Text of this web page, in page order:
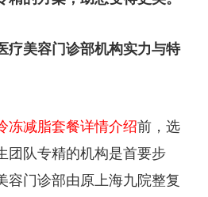
疗美容门诊部机构实力与特
冻减脂套餐详情介绍前，选
团队专精的机构是首要步
容门诊部由原上海九院整复